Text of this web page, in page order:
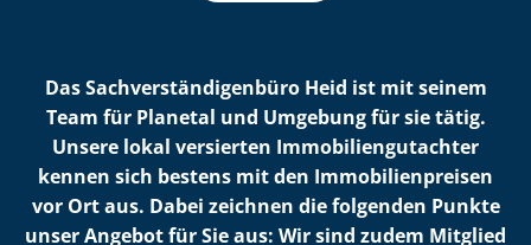
Das Sach­ver­stän­di­gen­bü­ro Heid ist mit seinem
Team für Planetal und Umgebung für sie tätig.
Unsere lokal versierten Im­mo­bi­li­en­gut­ach­ter
kennen sich bestens mit den Im­mo­bi­li­en­prei­sen
vor Ort aus. Dabei zeichnen die folgenden Punkte
unser Angebot für Sie aus: Wir sind zudem Mitglied